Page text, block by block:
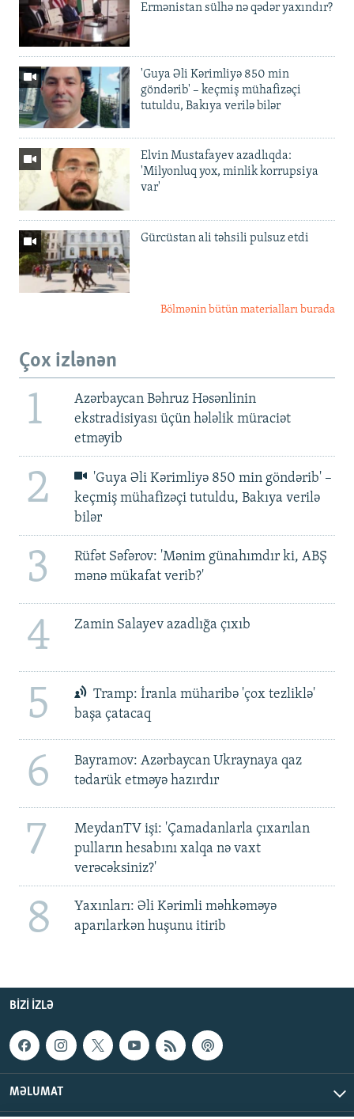
Ermənistan sülhə nə qədər yaxındır?
'Guya Əli Kərimliyə 850 min
göndərib' – keçmiş mühafizəçi
tutuldu, Bakıya verilə bilər
Elvin Mustafayev azadlıqda:
'Milyonluq yox, minlik korrupsiya
var'
Gürcüstan ali təhsili pulsuz etdi
Bölmənin bütün materialları burada
Çox izlənən
1
Azərbaycan Bəhruz Həsənlinin
ekstradisiyası üçün hələlik müraciət
etməyib
2
'Guya Əli Kərimliyə 850 min göndərib' –
keçmiş mühafizəçi tutuldu, Bakıya verilə
bilər
3
Rüfət Səfərov: 'Mənim günahımdır ki, ABŞ
mənə mükafat verib?'
4 Zamin Salayev azadlığa çıxıb
5
Tramp: İranla müharibə 'çox tezliklə'
başa çatacaq
6
Bayramov: Azərbaycan Ukraynaya qaz
tədarük etməyə hazırdır
7
MeydanTV işi: 'Çamadanlarla çıxarılan
pulların hesabını xalqa nə vaxt
verəcəksiniz?'
8
Yaxınları: Əli Kərimli məhkəməyə
aparılarkən huşunu itirib
BIZI IZLƏ
MƏLUMAT